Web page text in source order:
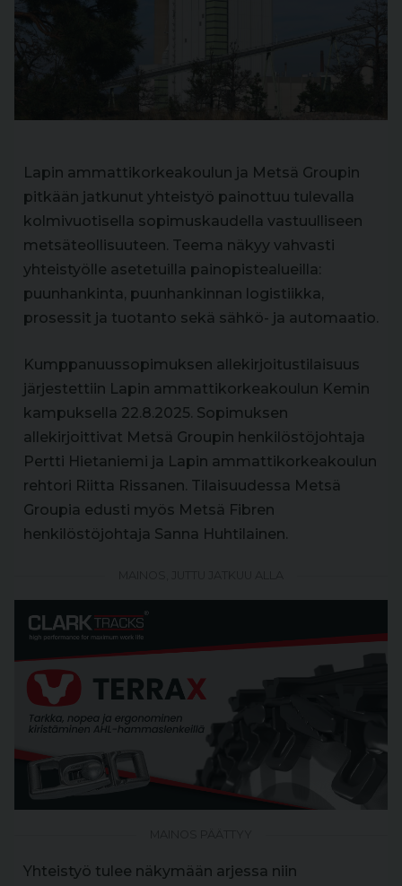
Lapin ammattikorkeakoulun ja Metsä Groupin
pitkään jatkunut yhteistyö painottuu tulevalla
kolmivuotisella sopimuskaudella vastuulliseen
metsäteollisuuteen. Teema näkyy vahvasti
yhteistyölle asetetuilla painopistealueilla:
puunhankinta, puunhankinnan logistiikka,
prosessit ja tuotanto sekä sähkö- ja automaatio.
Kumppanuussopimuksen allekirjoitustilaisuus
järjestettiin Lapin ammattikorkeakoulun Kemin
kampuksella 22.8.2025. Sopimuksen
allekirjoittivat Metsä Groupin henkilöstöjohtaja
Pertti Hietaniemi ja Lapin ammattikorkeakoulun
rehtori Riitta Rissanen. Tilaisuudessa Metsä
Groupia edusti myös Metsä Fibren
henkilöstöjohtaja Sanna Huhtilainen.
Yhteistyö tulee näkymään arjessa niin